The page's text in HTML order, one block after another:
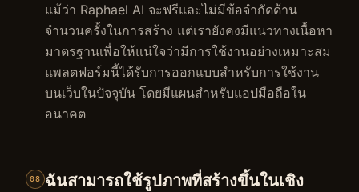
แม้ว่า Raphael AI จะฟรีและไม่มีข้อจำกัดด้าน
จำนวนครั้งในการสร้าง แต่เรายังคงมีแนวทางเนื้อหา
มาตรฐานเพื่อให้แน่ใจว่ามีการใช้งานอย่างเหมาะสม
แพลตฟอร์มนี้ได้รับการออกแบบสำหรับการใช้งาน
บนเว็บในปัจจุบัน โดยมีแผนสำหรับแอปมือถือใน
อนาคต
08
ฉันสามารถใช้รูปภาพที่สร้างขึ้นในเชิง